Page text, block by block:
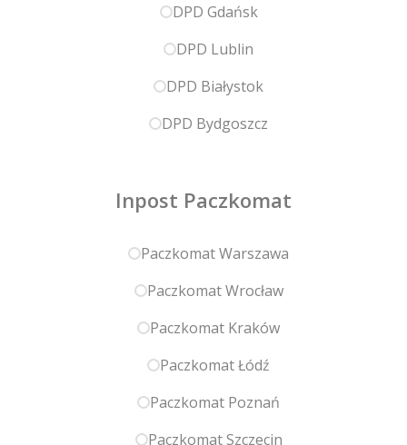
DPD Gdańsk
DPD Lublin
DPD Białystok
DPD Bydgoszcz
Inpost Paczkomat
Paczkomat Warszawa
Paczkomat Wrocław
Paczkomat Kraków
Paczkomat Łódź
Paczkomat Poznań
Paczkomat Szczecin